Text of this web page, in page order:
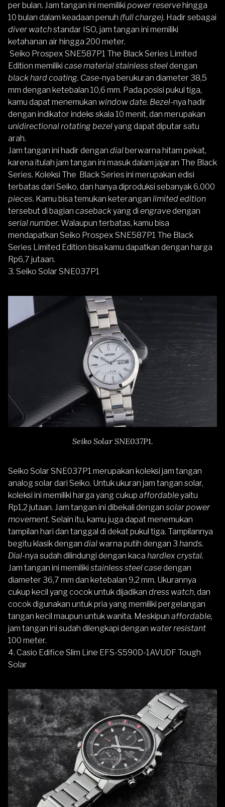
per bulan. Jam tangan ini memiliki power reservehingga
10 bulan dalam keadaan penuh (full charge). Hadir sebagai
diver watchstandar ISO, jam tangan ini memiliki
ketahanan air hingga 200 meter.
Seiko Prospex SNE587P1 The Black Series Limited
Edition memiliki case materialstainless steeldengan
black hard coating. Case-nya berukuran diameter 38,5
mm dengan ketebalan 10,6 mm. Pada posisi pukul tiga,
kamu dapat menemukan window date. Bezel-nya hadir
dengan indikator indeks skala 10 menit, dan merupakan
unidirectional rotating bezelyang dapat diputar satu
arah.
Jam tangan ini hadir dengan dialberwarna hitam pekat,
karena itulah jam tangan ini masuk dalam jajaran The Black
Series. Koleksi The Black Series ini merupakan edisi
terbatas dari Seiko, dan hanya diproduksi sebanyak 6.000
pieces. Kamu bisa temukan keterangan limited edition
tersebut di bagian casebackyang di engravedengan
serial number. Walaupun terbatas, kamu bisa
mendapatkan Seiko Prospex SNE587P1 The Black
Series Limited Edition bisa kamu dapatkan dengan harga
Rp6,7 jutaan.
3. Seiko Solar SNE037P1
Seiko Solar SNE037P1.
Seiko Solar SNE037P1 merupakan koleksi jam tangan
analog solar dari Seiko. Untuk ukuran jam tangan solar,
koleksi ini memiliki harga yang cukup affordableyaitu
Rp1,2 jutaan. Jam tangan ini dibekali dengan solar power
movement. Selain itu, kamu juga dapat menemukan
tampilan hari dan tanggal di dekat pukul tiga. Tampilannya
begitu klasik dengan dialwarna putih dengan 3 hands.
Dial-nya sudah dilindungi dengan kaca hardlex crystal.
Jam tangan ini memiliki stainless steel casedengan
diameter 36,7 mm dan ketebalan 9,2 mm. Ukurannya
cukup kecil yang cocok untuk dijadikan dress watch, dan
cocok digunakan untuk pria yang memiliki pergelangan
tangan kecil maupun untuk wanita. Meskipun affordable,
jam tangan ini sudah dilengkapi dengan water resistant
100 meter.
4. Casio Edifice Slim Line EFS-S590D-1AVUDF Tough
Solar